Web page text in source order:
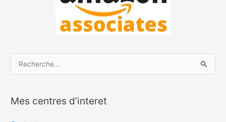
h
Mes centres d’interet